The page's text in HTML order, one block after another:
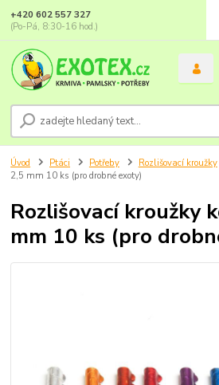
+420 602 557 327
(Po-Pá, 8:30-16 hod.)
Úvod Ptáci Potřeby Rozlišovací kroužky
2,5 mm 10 ks (pro drobné exoty)
Rozlišovací kroužky
mm 10 ks (pro